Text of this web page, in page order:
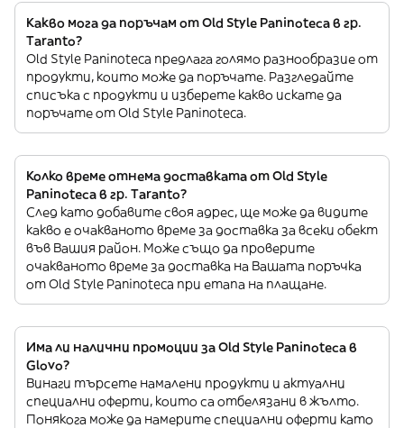
Какво мога да поръчам от Old Style Paninoteca в гр.
Taranto?
Old Style Paninoteca предлага голямо разнообразие от
продукти, които може да поръчате. Разгледайте
списъка с продукти и изберете какво искате да
поръчате от Old Style Paninoteca.
Колко време отнема доставката от Old Style
Paninoteca в гр. Taranto?
След като добавите своя адрес, ще може да видите
какво е очакваното време за доставка за всеки обект
във Вашия район. Може също да проверите
очакваното време за доставка на Вашата поръчка
от Old Style Paninoteca при етапа на плащане.
Има ли налични промоции за Old Style Paninoteca в
Glovo?
Винаги търсете намалени продукти и актуални
специални оферти, които са отбелязани в жълто.
Понякога може да намерите специални оферти като